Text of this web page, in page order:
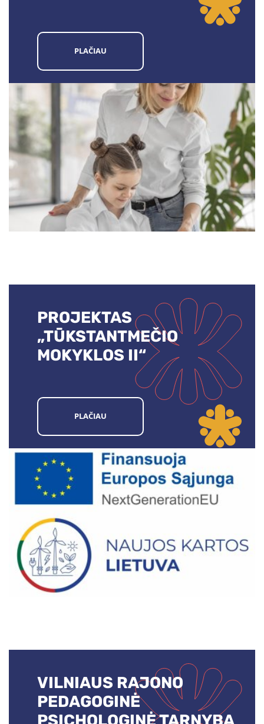
PLAČIAU
PROJEKTAS
„TŪKSTANTMEČIO
MOKYKLOS II“
PLAČIAU
VILNIAUS RAJONO
PEDAGOGINĖ